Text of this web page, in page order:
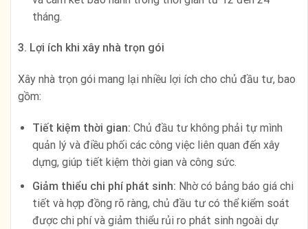
tháng.
3. Lợi ích khi xây nhà trọn gói
Xây nhà trọn gói mang lại nhiều lợi ích cho chủ đầu tư, bao
gồm:
Tiết kiệm thời gian: Chủ đầu tư không phải tự mình
quản lý và điều phối các công việc liên quan đến xây
dựng, giúp tiết kiệm thời gian và công sức.
Giảm thiểu chi phí phát sinh: Nhờ có bảng báo giá chi
tiết và hợp đồng rõ ràng, chủ đầu tư có thể kiểm soát
được chi phí và giảm thiểu rủi ro phát sinh ngoài dự